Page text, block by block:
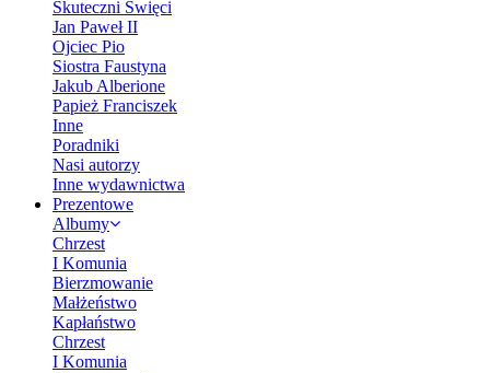
Skuteczni Święci
Jan Paweł II
Ojciec Pio
Siostra Faustyna
Jakub Alberione
Papież Franciszek
Inne
Poradniki
Nasi autorzy
Inne wydawnictwa
Prezentowe
Albumy
Chrzest
I Komunia
Bierzmowanie
Małżeństwo
Kapłaństwo
Chrzest
I Komunia